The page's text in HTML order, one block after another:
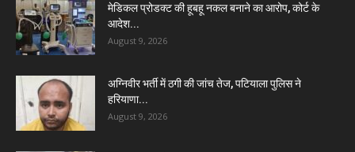
मेडिकल प्रोडक्ट की हूबहू नकल बनाने का आरोप, कोर्ट के
आदेश...
August 9, 2026
अग्निवीर भर्ती में ठगी की जांच तेज, पटियाला पुलिस ने
हरियाणा...
August 9, 2026